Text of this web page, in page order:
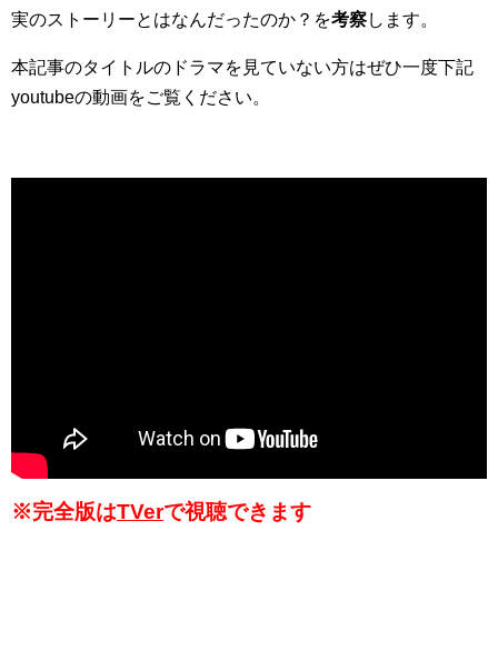
実のストーリーとはなんだったのか？を考察します。
本記事のタイトルのドラマを見ていない方はぜひ一度下記
youtubeの動画をご覧ください。
※完全版はTVerで視聴できます